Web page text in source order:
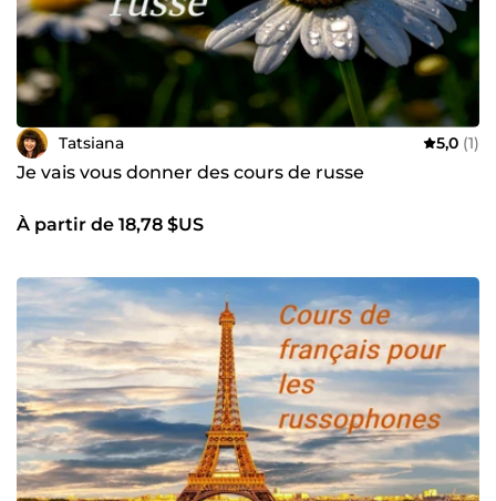
Tatsiana 5,0 (1)
Je vais vous donner des cours de russe
À partir de 18,78 $US